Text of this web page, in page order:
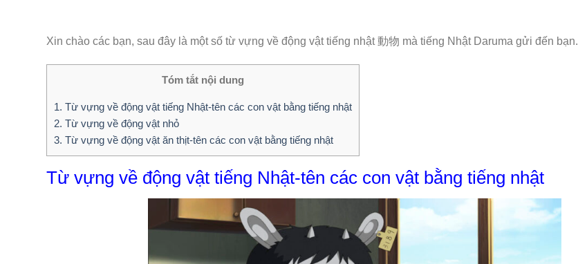
Xin chào các bạn, sau đây là một số từ vựng về động vật tiếng nhật 動物 mà tiếng Nhật Daruma gửi đến bạn.
Tóm tắt nội dung
1. Từ vựng về động vật tiếng Nhật-tên các con vật bằng tiếng nhật
2. Từ vựng về động vật nhỏ
3. Từ vựng về động vật ăn thịt-tên các con vật bằng tiếng nhật
Từ vựng về động vật tiếng Nhật-tên các con vật bằng tiếng nhật